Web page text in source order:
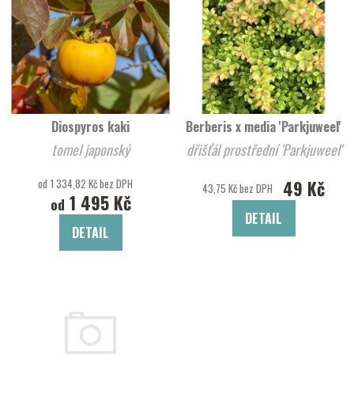
Diospyros kaki
tomel japonský
od 1 334,82 Kč bez DPH
od 1 495 Kč
DETAIL
Berberis x media 'Parkjuweel'
dřišťál prostřední 'Parkjuweel'
43,75 Kč bez DPH 49 Kč
DETAIL